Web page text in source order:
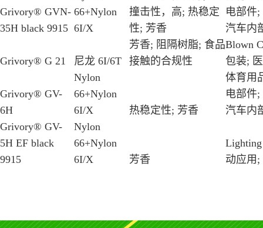
Grivory® GVN-
35H black 9915
66+Nylon
6I/X
撞击性，高; 热稳定
性; 芳香
电部件
汽车内
Grivory® G 21 尼龙 6I/6T
芳香; 阻隔树脂; 食品
接触的合规性
Blown
包装;
Grivory® GV-
6H
Nylon
66+Nylon
6I/X
热稳定性; 芳香
体育用
电部件
汽车内
Grivory® GV-
5H EF black
9915
Nylon
66+Nylon
6I/X
芳香
动应用